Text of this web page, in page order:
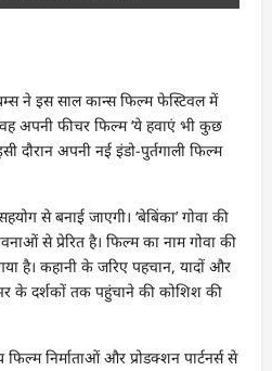
ने इस साल कान्स फिल्म फेस्टिवल में
अपनी फीचर फिल्म ‘ये हवाएं भी कुछ
दौरान अपनी नई इंडो-पुर्तगाली फिल्म
से बनाई जाएगी। ‘बेबिंका’ गोवा की
से प्रेरित है। फिल्म का नाम गोवा की
है। कहानी के जरिए पहचान, यादों और
के दर्शकों तक पहुंचाने की कोशिश की
फिल्म निर्माताओं और प्रोडक्शन पार्टनर्स से